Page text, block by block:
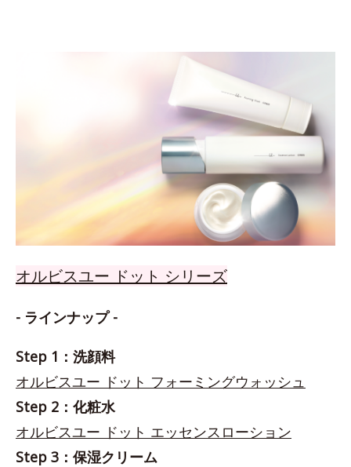
オルビスユー ドット シリーズ
- ラインナップ -
Step 1：洗顔料
オルビスユー ドット フォーミングウォッシュ
Step 2：化粧水
オルビスユー ドット エッセンスローション
Step 3：保湿クリーム